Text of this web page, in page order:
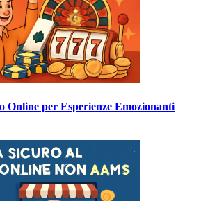
Online per Esperienze Emozionanti